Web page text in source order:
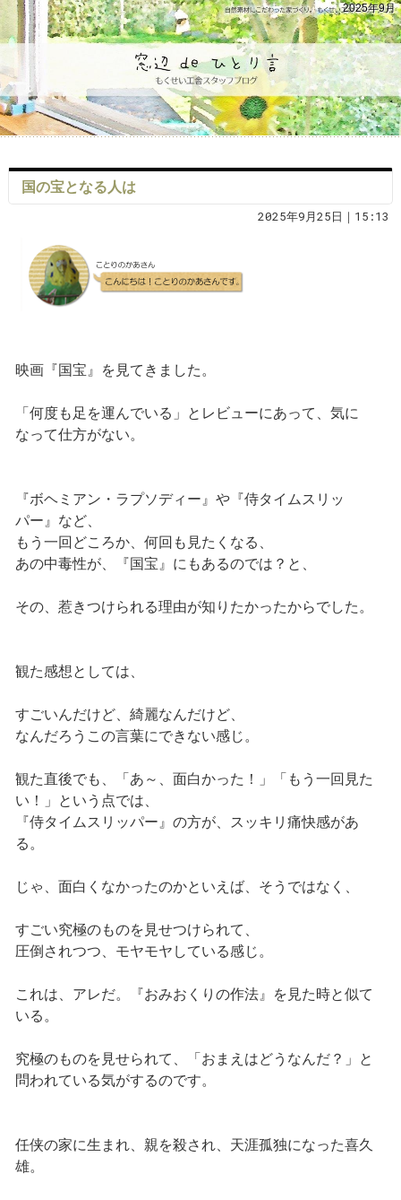
2025年9月
国の宝となる人は
2025年9月25日｜15:13
映画『国宝』を見てきました。
「何度も足を運んでいる」とレビューにあって、気に
なって仕方がない。
『ボヘミアン・ラプソディー』や『侍タイムスリッ
パー』など、
もう一回どころか、何回も見たくなる、
あの中毒性が、『国宝』にもあるのでは？と、
その、惹きつけられる理由が知りたかったからでした。
観た感想としては、
すごいんだけど、綺麗なんだけど、
なんだろうこの言葉にできない感じ。
観た直後でも、「あ～、面白かった！」「もう一回見た
い！」という点では、
『侍タイムスリッパー』の方が、スッキリ痛快感があ
る。
じゃ、面白くなかったのかといえば、そうではなく、
すごい究極のものを見せつけられて、
圧倒されつつ、モヤモヤしている感じ。
これは、アレだ。『おみおくりの作法』を見た時と似て
いる。
究極のものを見せられて、「おまえはどうなんだ？」と
問われている気がするのです。
任侠の家に生まれ、親を殺され、天涯孤独になった喜久
雄。